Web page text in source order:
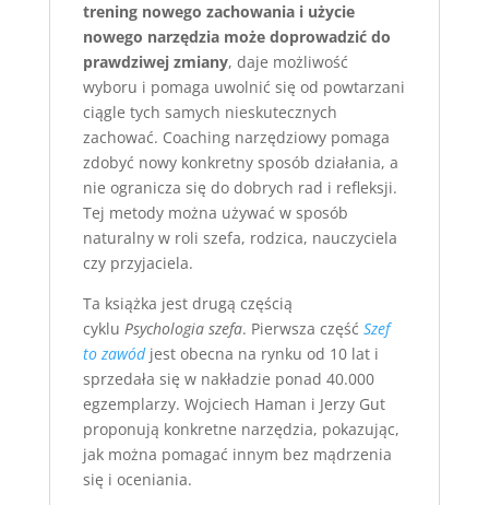
trening nowego zachowania i użycie
nowego narzędzia może doprowadzić do
prawdziwej zmiany, daje możliwość
wyboru i pomaga uwolnić się od powtarzani
ciągle tych samych nieskutecznych
zachować. Coaching narzędziowy pomaga
zdobyć nowy konkretny sposób działania, a
nie ogranicza się do dobrych rad i refleksji.
Tej metody można używać w sposób
naturalny w roli szefa, rodzica, nauczyciela
czy przyjaciela.
Ta książka jest drugą częścią
cyklu Psychologia szefa. Pierwsza część Szef
to zawódjest obecna na rynku od 10 lat i
sprzedała się w nakładzie ponad 40.000
egzemplarzy. Wojciech Haman i Jerzy Gut
proponują konkretne narzędzia, pokazując,
jak można pomagać innym bez mądrzenia
się i oceniania.